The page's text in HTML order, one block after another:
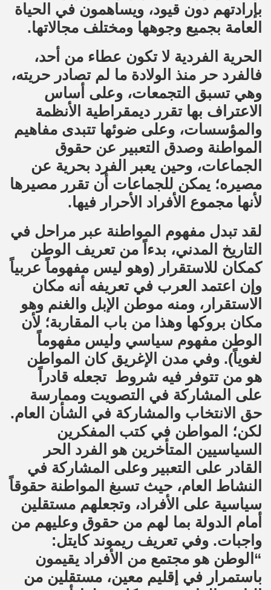
بإرادتهم دون قيود، ويساهمون في الحياة
العامة بجميع وجوهها ومختلف مجالاتها.
الحرية الفردية لا تكون عطاء من أحد،
فالفرد حر منذ الولادة ما لم تصادر حريته،
وهي تسبق التجمعات، وعلى أساس
الاعتراف بها تقرر ديمقراطية الأنظمة
والمؤسسات، وعلى ضوئها تتبدى مفاهيم
المواطنة وصدق التعبير عن حقوق
الجماعات، وحين يعبر الفرد بحرية عن
مصيره؛ يمكن للجماعات أن تقرر مصيرها
لأنها مجموع الأفراد الأحرار فيها.
لقد تبدل مفهوم المواطنة عبر مراحل في
التاريخ المدني، بدءاً من تعريف الوطن
كمكان للاستقرار (وهو ليس مفهوماً عربياً
وإن اعتمد العرب في تعريفه أنه مكان
الاستقرار، ومنه موطن الإبل والغنم وهو
مكان بروكها وهذا من باب المقاربة؛ لأن
الوطن مفهوم سياسي وليس مفهوماً
لغوياً). وفي مدن الإغريق كان المواطن
هو من تتوفر فيه شروط تجعله قادراً
على المشاركة في التصويت وممارسة
حق الانتخاب والمشاركة في الشأن العام.
لكن؛ المواطن في كتب المفكرين
السياسيين المتأخرين هو الفرد الحر
القادر على التعبير وعلى المشاركة في
النشاط العام، حيث تسبغ المواطنة حقوقاً
سياسية على الأفراد، وتجعلهم مستقلين
أمام الدولة بما لهم من حقوق وعليهم من
واجبات. وفي تعريف ريموند كايتل:
“الوطن هو مجتمع من الأفراد يقيمون
باستمرار في إقليم معين، مستقلين من